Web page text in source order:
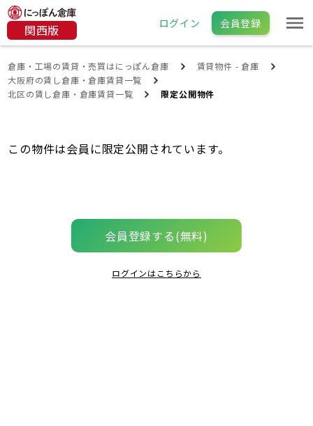
関西版 ログイン 会員登録
倉庫・工場の賃貸・売買はにっぽん倉庫
賃貸物件 - 倉庫
大阪府の賃し倉庫・倉庫賃貸一覧
北区の賃し倉庫・倉庫賃貸一覧
限定公開物件
この物件は会員に限定公開されています。
会員登録する(無料)
ログインはこちらから